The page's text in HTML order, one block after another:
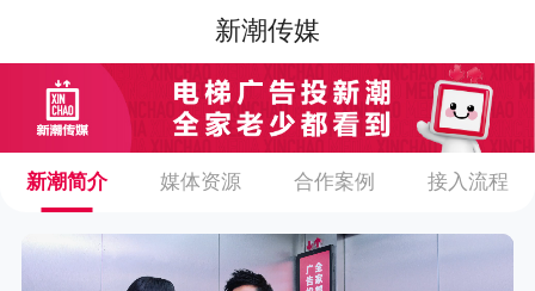
新潮传媒
新潮简介 媒体资源 合作案例 接入流程